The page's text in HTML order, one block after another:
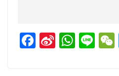
F
a
Si
n
W
h
Li
n